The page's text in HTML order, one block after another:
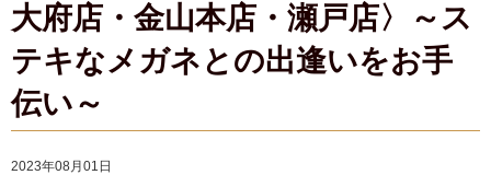
大府店・金山本店・瀬戸店〉～ス
テキなメガネとの出逢いをお手
伝い～
2023年08月01日